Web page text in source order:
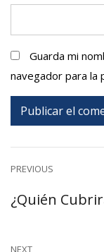
Guarda mi
navegador para la
de
PREVIOUS
Previous
¿Quién
NEXT